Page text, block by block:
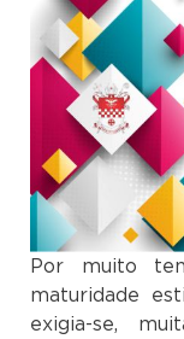
Por muito
maturidade
exigia-se,